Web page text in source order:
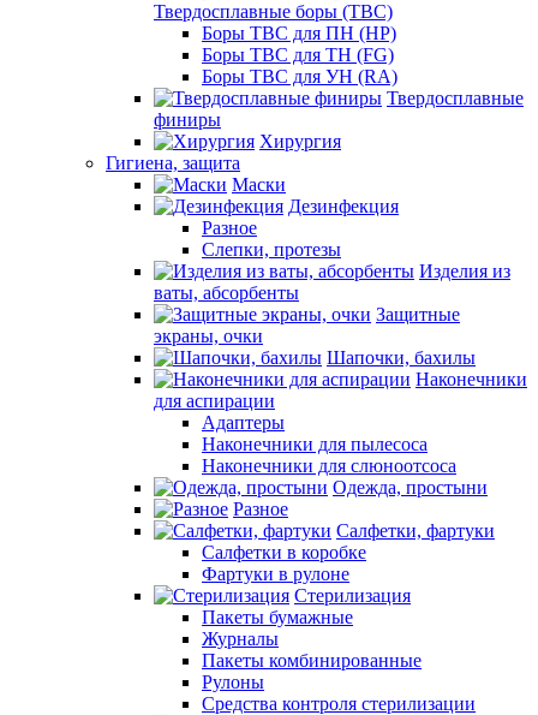
Твердосплавные боры (ТВС)
Боры ТВС для ПН (HP)
Боры ТВС для ТН (FG)
Боры ТВС для УН (RA)
Твердосплавные
финиры
Хирургия
Гигиена, защита
Маски
Дезинфекция
Разное
Слепки, протезы
Изделия из
ваты, абсорбенты
Защитные
экраны, очки
Шапочки, бахилы
Наконечники
для аспирации
Адаптеры
Наконечники для пылесоса
Наконечники для слюноотсоса
Одежда, простыни
Разное
Салфетки, фартуки
Салфетки в коробке
Фартуки в рулоне
Стерилизация
Пакеты бумажные
Журналы
Пакеты комбинированные
Рулоны
Средства контроля стерилизации